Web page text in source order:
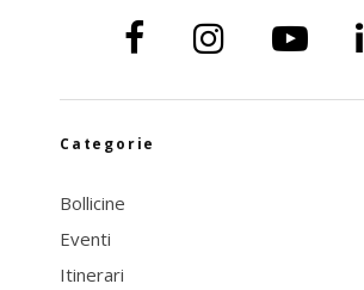
Categorie
Bollicine
Eventi
Itinerari